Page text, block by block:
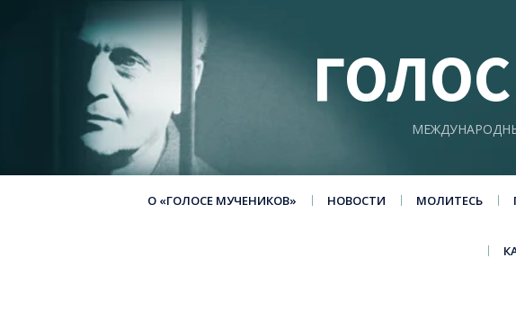
О «ГОЛОСЕ МУЧЕНИКОВ» НОВОСТИ МОЛИТЕСЬ